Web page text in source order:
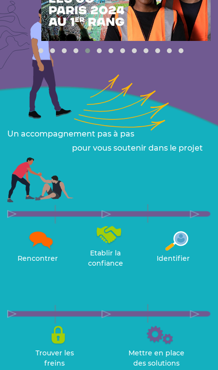
Un accompagnement pas à pas
pour vous soutenir dans le projet
Rencontrer
Etablir la
confiance
Identifier
Trouver les
freins
Mettre en place
des solutions